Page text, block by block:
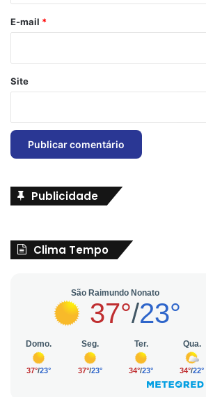
*
E-mail *
Site
Publicidade
Clima Tempo